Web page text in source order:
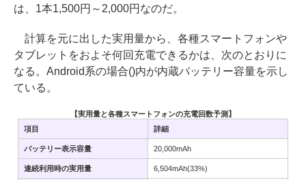
は、1本1,500円～2,000円なのだ。
計算を元に出した実用量から、各種スマートフォンや
タブレットをおよそ何回充電できるかは、次のとおりに
なる。Android系の場合()内が内蔵バッテリー容量を示し
ている。
【実用量と各種スマートフォンの充電回数予測】
項目
詳細
バッテリー表示容量 20,000mAh
連続利用時の実用量 6,504mAh(33%)